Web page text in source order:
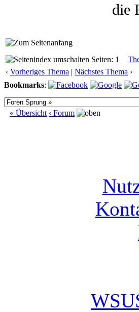
die
Seiten: 1
‹ Vorheriges Thema | Nächstes Thema ›
Bookmarks:
« Übersicht ‹ Forum